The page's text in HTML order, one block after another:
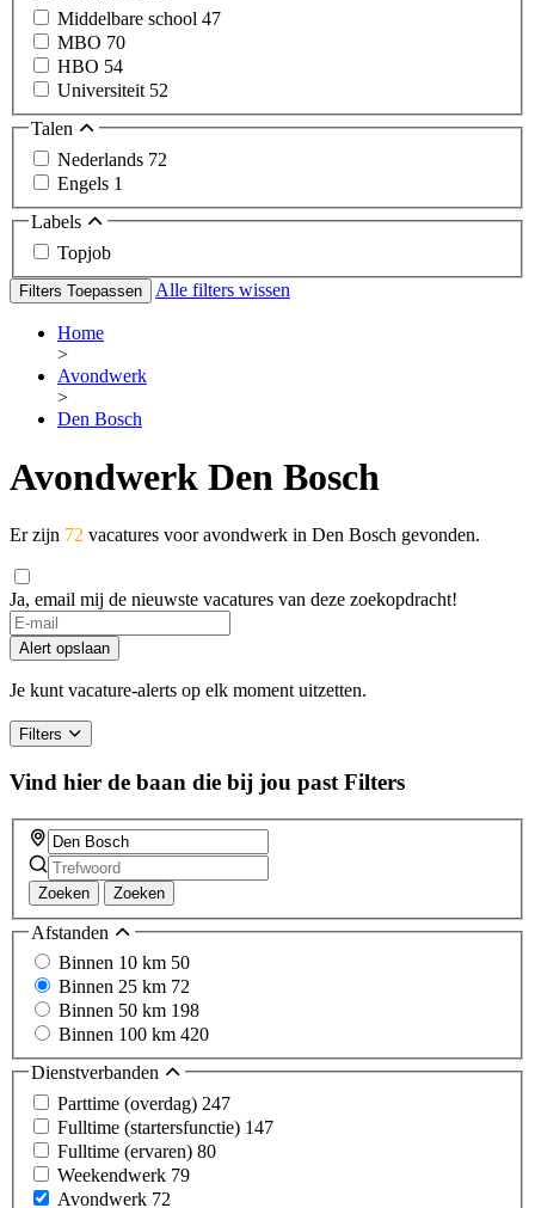
Middelbare school 47
MBO 70
HBO 54
Universiteit 52
Talen
Nederlands 72
Engels 1
Labels
Topjob
Filters Toepassen Alle filters wissen
Home
>
Avondwerk
>
Den Bosch
Avondwerk Den Bosch
Er zijn 72 vacatures voor avondwerk in Den Bosch gevonden.
Ja, email mij de nieuwste vacatures van deze zoekopdracht!
Alert opslaan
Je kunt vacature-alerts op elk moment uitzetten.
Filters
Vind hier de baan die bij jou past Filters
Zoeken Zoeken
Afstanden
Binnen 10 km 50
Binnen 25 km 72
Binnen 50 km 198
Binnen 100 km 420
Dienstverbanden
Parttime (overdag) 247
Fulltime (startersfunctie) 147
Fulltime (ervaren) 80
Weekendwerk 79
Avondwerk 72